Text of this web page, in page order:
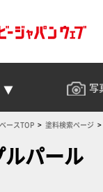
写
ースTOP 塗料検索ページ
パール